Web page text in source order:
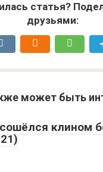
может быть
сошёлся клином